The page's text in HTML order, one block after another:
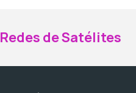
Redes de Satélites